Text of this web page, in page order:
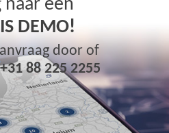
naar een
DEMO!
door of
+31 88 225 2255